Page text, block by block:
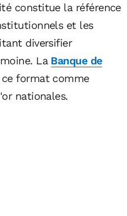
constitue la référence
et les
diversifier
La Banque de
format comme
nationales.